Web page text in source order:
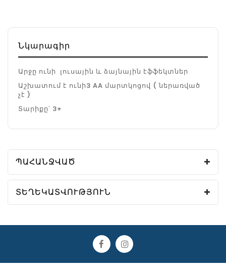
Նկարագիր
Արջը ունի լուսային և ձայնային էֆֆեկտներ
Աշխատում է ունի3 AA մարտկոցով ( ներառված
չէ )
Տարիքը՝ 3+
ՊԱՀԱՆՋՎԱԾ
ՏԵՂԵԿԱՏՎՈՒԹՅՈՒՆ